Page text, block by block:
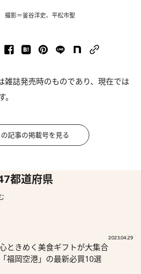
影＝釜谷洋史、平松市聖
雑誌発売時のものであり、現在では
の記事の掲載号を見る
都道府県
2023.04.29
ときめく美食ギフトが大集合
「福岡空港」の最新必買10選